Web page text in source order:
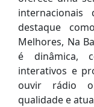
destaque
Melhores, Na
é dinâmica,
interativos e
ouvir rádio
qualidade e